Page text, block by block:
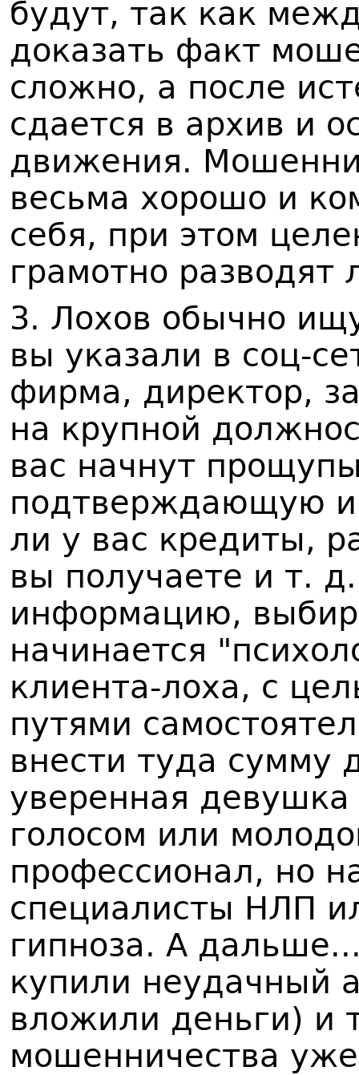
будут, так как
доказать факт
сложно, а после
сдается в архив и
движения.
весьма хорошо и
себя, при этом
грамотно разводят
3. Лохов обычно
вы указали в соц-
фирма, директор,
на крупной
вас начнут
подтверждающую
ли у вас кредиты,
вы получаете и т.
информацию,
начинается
клиента-лоха, с
путями
внести туда сумму
уверенная
голосом или
профессионал, но
специалисты НЛП
гипноза. А
купили неудачный
вложили деньги) и
мошенничества